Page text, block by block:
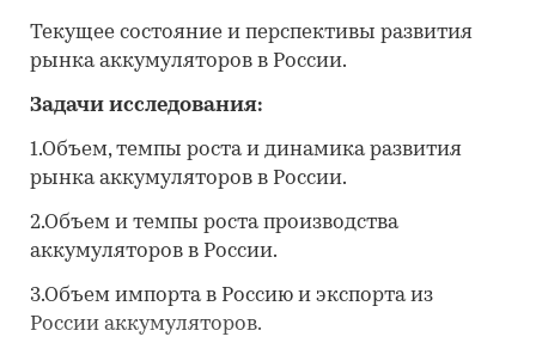
Текущее состояние и перспективы развития
рынка аккумуляторов в России.
Задачи исследования:
1.Объем, темпы роста и динамика развития
рынка аккумуляторов в России.
2.Объем и темпы роста производства
аккумуляторов в России.
3.Объем импорта в Россию и экспорта из
России аккумуляторов.